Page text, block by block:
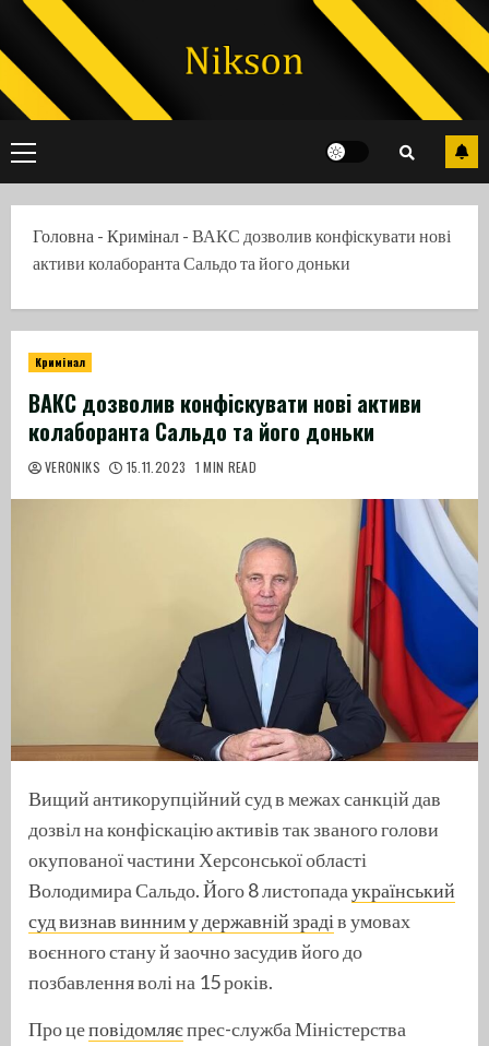
Skip
content
Primary
Menu
Головна - Кримінал - ВАКС дозволив конфіскувати нові
активи колаборанта Сальдо та його доньки
Кримінал
ВАКС дозволив конфіскувати нові активи
колаборанта Сальдо та його доньки
VERONIKS 15.11.2023 1 MIN READ
Вищий антикорупційний суд в межах санкцій дав
дозвіл на конфіскацію активів так званого голови
окупованої частини Херсонської області
Володимира Сальдо. Його 8 листопадаукраїнський
суд визнав винним у державній зрадів умовах
воєнного стану й заочно засудив його до
позбавлення волі на 15 років.
Про цеповідомляєпрес-служба Міністерства